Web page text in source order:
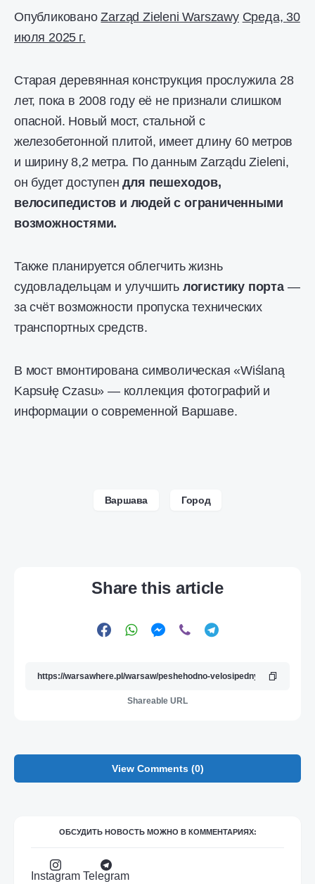
ОпубликованоZarząd Zieleni Warszawy Среда, 30
июля 2025 г.
Старая деревянная конструкция прослужила 28
лет, пока в 2008 году её не признали слишком
опасной. Новый мост, стальной с
железобетонной плитой, имеет длину 60 метров
и ширину 8,2 метра. По данным Zarządu Zieleni,
он будет доступендля пешеходов,
велосипедистов и людей с ограниченными
возможностями.
Также планируется облегчить жизнь
судовладельцам и улучшить логистику порта—
за счёт возможности пропуска технических
транспортных средств.
В мост вмонтирована символическая «Wiślaną
Kapsułę Czasu» — коллекция фотографий и
информации о современной Варшаве.
Варшава Город
Share this article
Shareable URL
View Comments (0)
ОБСУДИТЬ НОВОСТЬ МОЖНО В КОММЕНТАРИЯХ:
Instagram Telegram